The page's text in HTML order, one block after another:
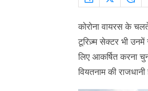
कोरोना वायरस के
टूरिज़्म सेक्टर भी
लिए आकर्षित करना
वियतनाम की